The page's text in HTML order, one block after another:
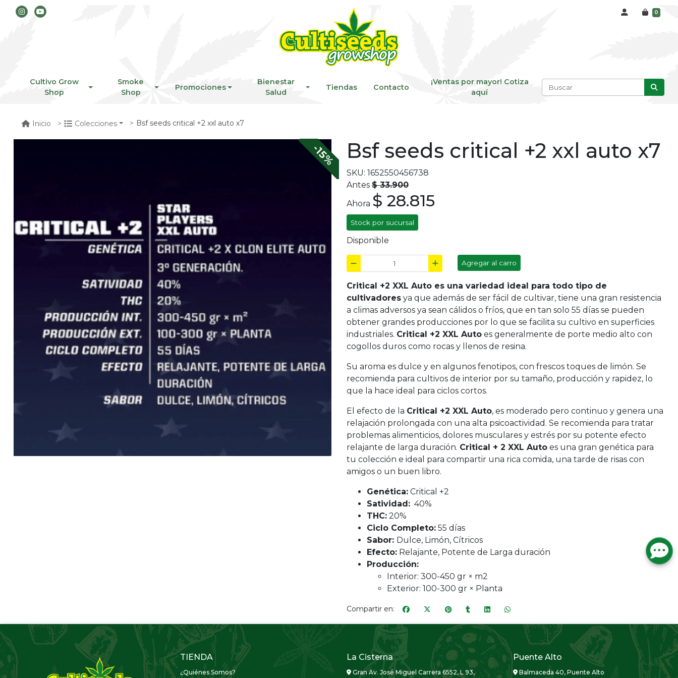
0
Cultivo Grow
Shop
Smoke
Shop
Promociones
Bienestar
Salud
Tiendas Contacto
¡Ventas por mayor! Cotiza
aquí
Inicio Colecciones Bsf seeds critical +2 xxl auto x7
-15% Bsf seeds critical +2 xxl auto x7
SKU: 1652550456738
Antes $ 33.900
Ahora $ 28.815
Stock por sucursal
Disponible
Agregar al carro
Critical +2 XXL Auto es una variedad ideal para todo tipo de
cultivadores ya que además de ser fácil de cultivar, tiene una gran resistencia
a climas adversos ya sean cálidos o fríos, que en tan solo 55 días se pueden
obtener grandes producciones por lo que se facilita su cultivo en superficies
industriales. Critical +2 XXL Auto es generalmente de porte medio alto con
cogollos duros como rocas y llenos de resina.
Su aroma es dulce y en algunos fenotipos, con frescos toques de limón. Se
recomienda para cultivos de interior por su tamaño, producción y rapidez, lo
que la hace ideal para ciclos cortos.
El efecto de la Critical +2 XXL Auto, es moderado pero continuo y genera una
relajación prolongada con una alta psicoactividad. Se recomienda para tratar
problemas alimenticios, dolores musculares y estrés por su potente efecto
relajante de larga duración. Critical + 2 XXL Auto es una gran genética para
tu colección e ideal para compartir una rica comida, una tarde de risas con
amigos o un buen libro.
Genética: Critical +2
Satividad: 40%
THC: 20%
Ciclo Completo: 55 días
Sabor: Dulce, Limón, Cítricos
Efecto: Relajante, Potente de Larga duración
Producción:
Interior: 300-450 gr × m2
Exterior: 100-300 gr × Planta
Compartir en:
TIENDA
¿Quiénes Somos?
La Cisterna
Gran Av. José Miguel Carrera 6552, L 93,
Puente Alto
Balmaceda 40, Puente Alto